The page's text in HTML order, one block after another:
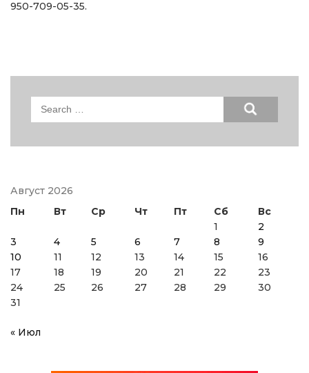
950-709-05-35.
Search
Август 2026
Пн
Вт Ср Чт Пт Сб
Вс
1
2
3
4 5 6 7 8
9
10
11 12 13 14 15
16
17
18 19 20 21 22
23
24
25 26 27 28 29
30
31
« Июл